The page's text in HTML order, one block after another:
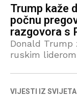
Trump kaže
počnu
razgovora s
Donald Trump
ruskim
zaustavi
VIJESTI IZ SVIJETA